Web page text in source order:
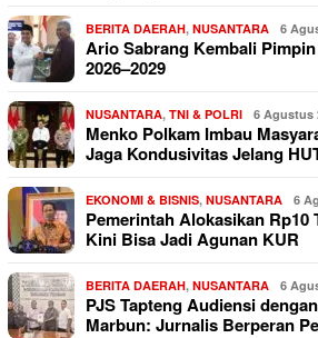
BERITA DAERAH, NUSANTARA 6
Ario Sabrang Kembali
2026–2029
NUSANTARA, TNI & POLRI 6 Agustus
Menko Polkam Imbau
Jaga Kondusivitas Jelang
EKONOMI & BISNIS, NUSANTARA 6
Pemerintah Alokasikan
Kini Bisa Jadi Agunan KUR
BERITA DAERAH, NUSANTARA 6
PJS Tapteng Audiensi
Marbun: Jurnalis Berperan